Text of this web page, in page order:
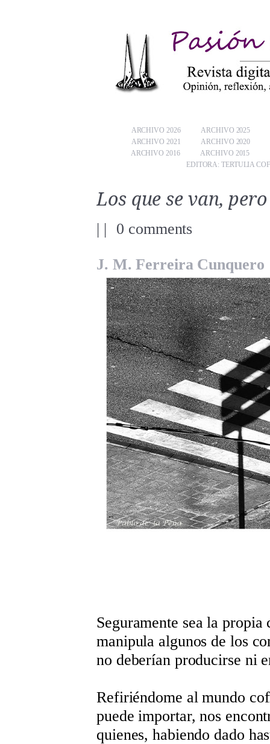
ARCHIVO 2026
ARCHIVO 2025
ARCHIVO 2021
ARCHIVO 2020
ARCHIVO 2016
ARCHIVO 2015
EDITORA: TERTULIA
Los que se van,
| | 0 comments
J. M. Ferreira Cunquero
Seguramente sea la
manipula algunos de los
no deberían producirse ni
Refiriéndome al mundo
puede importar, nos
quienes, habiendo dado